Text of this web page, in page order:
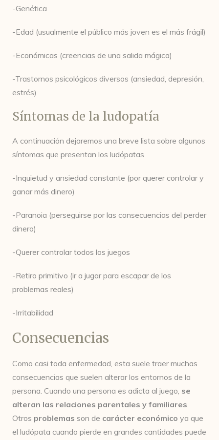
-Genética
-Edad (usualmente el público más joven es el más frágil)
-Económicas (creencias de una salida mágica)
-Trastornos psicológicos diversos (ansiedad, depresión,
estrés)
Síntomas de la ludopatía
A continuación dejaremos una breve lista sobre algunos
síntomas que presentan los ludópatas.
-Inquietud y ansiedad constante (por querer controlar y
ganar más dinero)
-Paranoia (perseguirse por las consecuencias del perder
dinero)
-Querer controlar todos los juegos
-Retiro primitivo (ir a jugar para escapar de los
problemas reales)
-Irritabilidad
Consecuencias
Como casi toda enfermedad, esta suele traer muchas
consecuencias que suelen alterar los entornos de la
persona. Cuando una persona es adicta al juego, se
alteran las relaciones parentales y familiares.
Otros problemas son de carácter económico ya que
el ludópata cuando pierde en grandes cantidades puede